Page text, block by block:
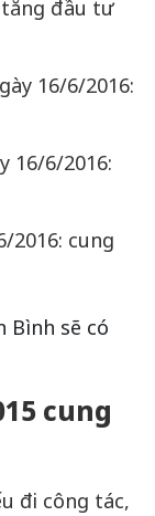
đầu tư
16/6/2016:
16/6/2016:
2016: cung
cung
đi công tác,